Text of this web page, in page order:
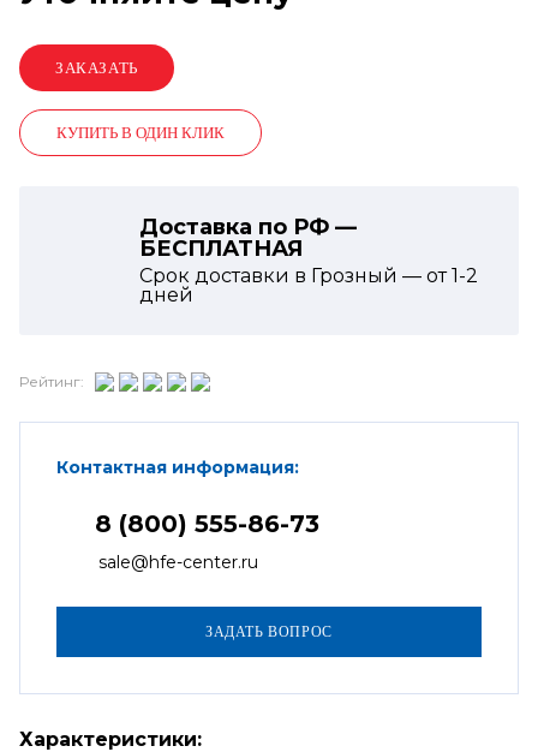
КУПИТЬ В ОДИН КЛИК
Доставка по РФ —
БЕСПЛАТНАЯ
Срок доставки в Грозный — от1-2
дней
Рейтинг:
Контактная информация:
8 (800) 555-86-73
sale@hfe-center.ru
Характеристики: